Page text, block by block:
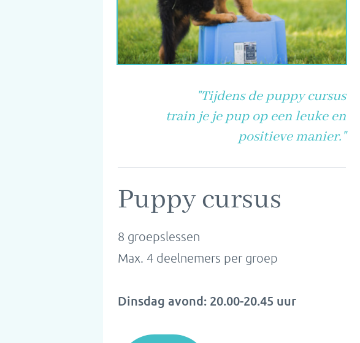
"Tijdens de puppy cursus
train je je pup op een leuke en
positieve manier."
Puppy cursus
8 groepslessen
Max. 4 deelnemers per groep
Dinsdag avond: 20.00-20.45 uur